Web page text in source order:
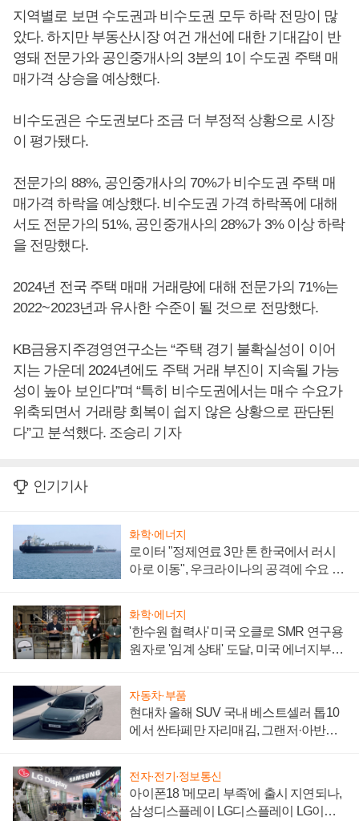
지역별로 보면 수도권과 비수도권 모두 하락 전망이 많
았다. 하지만 부동산시장 여건 개선에 대한 기대감이 반
영돼 전문가와 공인중개사의 3분의 1이 수도권 주택 매
매가격 상승을 예상했다.
비수도권은 수도권보다 조금 더 부정적 상황으로 시장
이 평가됐다.
전문가의 88%, 공인중개사의 70%가 비수도권 주택 매
매가격 하락을 예상했다. 비수도권 가격 하락폭에 대해
서도 전문가의 51%, 공인중개사의 28%가 3% 이상 하락
을 전망했다.
2024년 전국 주택 매매 거래량에 대해 전문가의 71%는
2022~2023년과 유사한 수준이 될 것으로 전망했다.
KB금융지주경영연구소는 “주택 경기 불확실성이 이어
지는 가운데 2024년에도 주택 거래 부진이 지속될 가능
성이 높아 보인다”며 “특히 비수도권에서는 매수 수요가
위축되면서 거래량 회복이 쉽지 않은 상황으로 판단된
다”고 분석했다. 조승리 기자
인기기사
화학·에너지
로이터 "정제연료 3만 톤 한국에서 러시
아로 이동", 우크라이나의 공격에 수요 늘
화학·에너지
'한수원 협력사' 미국 오클로 SMR 연구용
원자로 '임계 상태' 도달, 미국 에너지부
자동차·부품
현대차 올해 SUV 국내 베스트셀러 톱10
에서 싼타페만 자리매김, 그랜저·아반떼
전자·전기·정보통신
아이폰18 '메모리 부족'에 출시 지연되나,
삼성디스플레이 LG디스플레이 LG이노